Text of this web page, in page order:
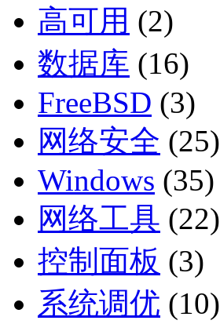
高可用 (2)
数据库 (16)
FreeBSD (3)
网络安全 (25)
Windows (35)
网络工具 (22)
控制面板 (3)
系统调优 (10)